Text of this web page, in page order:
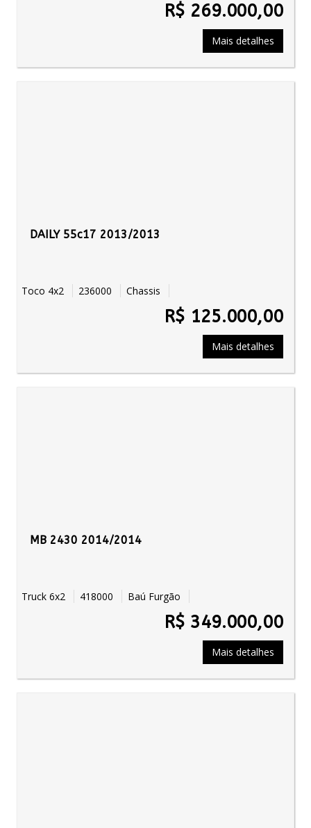
R$ 269.000,00
Mais detalhes
DAILY 55c17 2013/2013
Toco 4x2 236000 Chassis
R$ 125.000,00
Mais detalhes
MB 2430 2014/2014
Truck 6x2 418000 Baú Furgão
R$ 349.000,00
Mais detalhes